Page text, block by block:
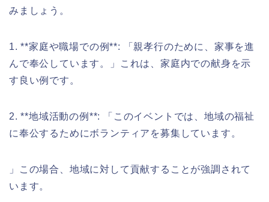
みましょう。
1. **家庭や職場での例**: 「親孝行のために、家事を進
んで奉公しています。」これは、家庭内での献身を示
す良い例です。
2. **地域活動の例**: 「このイベントでは、地域の福祉
に奉公するためにボランティアを募集しています。
」この場合、地域に対して貢献することが強調されて
います。